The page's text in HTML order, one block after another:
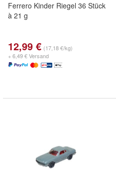
Ferrero Kinder Riegel 36 Stück
à 21 g
12,99 € (17,18 €/kg)
+ 6,49 € Versand